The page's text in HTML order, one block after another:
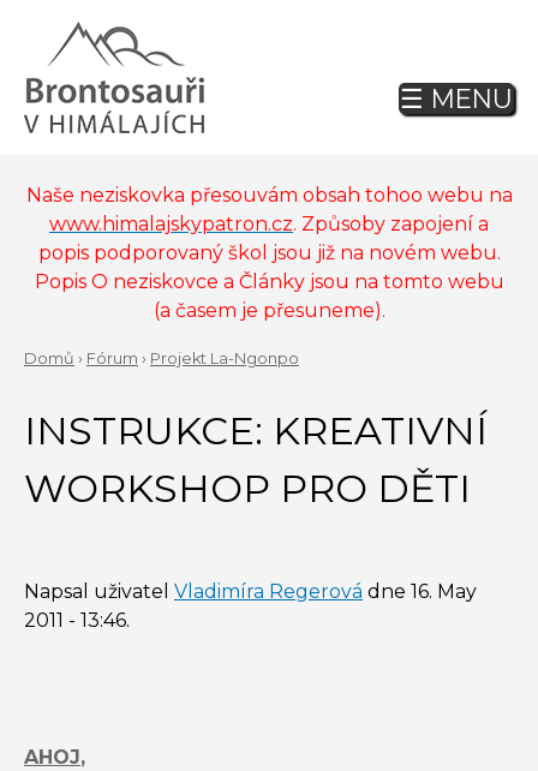
navigation
Naše neziskovka přesouvám obsah tohoo webu na
www.himalajskypatron.cz. Způsoby zapojení a
popis podporovaný škol jsou již na novém webu.
Popis O neziskovce a Články jsou na tomto webu
(a časem je přesuneme).
ARE
HERE
Domů › Fórum › Projekt La-Ngonpo
to
top
INSTRUKCE: KREATIVNÍ
WORKSHOP PRO DĚTI
Napsal uživatel Vladimíra Regerová dne 16. May
2011 - 13:46.
AHOJ,
Back
to
☰ MENU